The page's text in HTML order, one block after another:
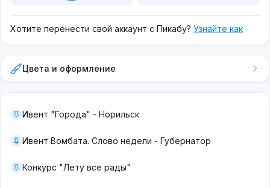
Хотите перенести свой аккаунт с Пикабу? Узнайте как
Цвета и оформление
Ивент "Города" - Норильск
Ивент Вомбата. Слово недели - Губернатор
Конкурс "Лету все рады"